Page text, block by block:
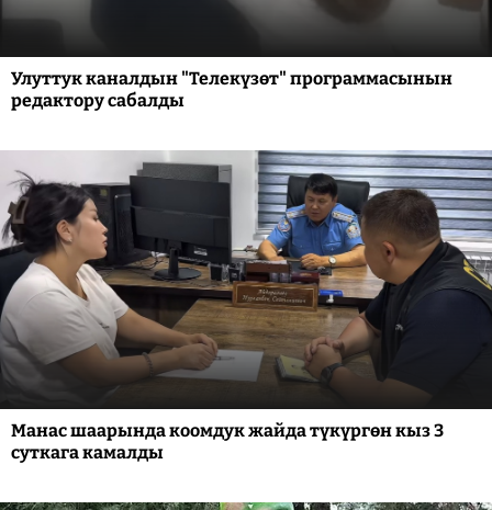
Улуттук каналдын "Телекүзөт" программасынын
редактору сабалды
Манас шаарында коомдук жайда түкүргөн кыз 3
суткага камалды